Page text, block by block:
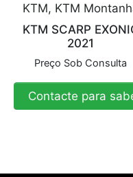
KTM, KTM
KTM SCARP
2021
Preço Sob Consulta
Contacte para